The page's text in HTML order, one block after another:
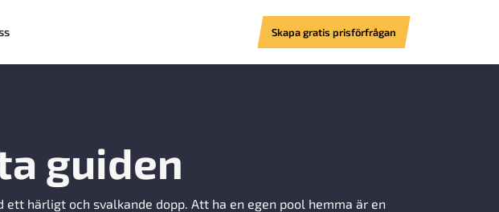
Skapa gratis prisförfrågan
guiden
härligt och svalkande dopp. Att ha en egen pool hemma är en